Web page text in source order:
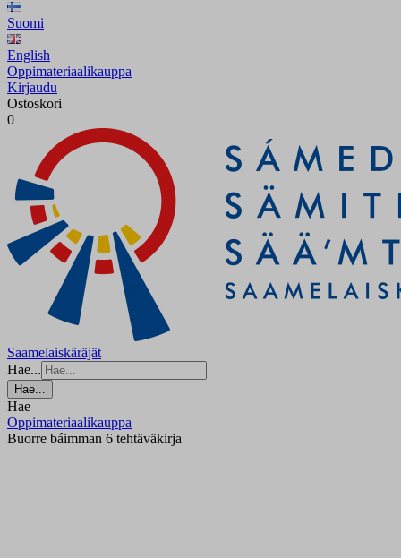
Suomi
English
Oppimateriaalikauppa
Kirjaudu
Ostoskori
0
Saamelaiskäräjät
Hae...
Hae...
Hae
Oppimateriaalikauppa
Buorre báimman 6 tehtäväkirja